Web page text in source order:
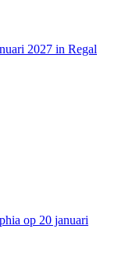
2027 in Regal
op 20 januari